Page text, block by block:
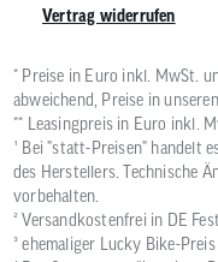
Vertrag widerrufen
* Preise in Euro inkl. MwSt.
abweichend, Preise in
** Leasingpreis in Euro inkl.
¹ Bei "statt-Preisen" handelt
des Herstellers. Technische
vorbehalten.
² Versandkostenfrei in DE
³ ehemaliger Lucky Bike-Preis